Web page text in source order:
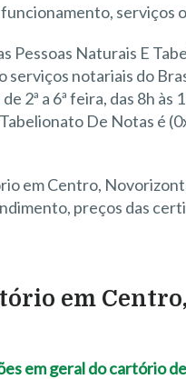
serviços
Pessoas Naturais E
serviços notariais do
2ª a 6ª feira, das 8h às
De Notas é
em Centro,
preços das
em Centro,
em geral do cartório